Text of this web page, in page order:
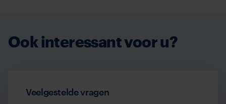
Ook interessant voor u?
Veelgestelde vragen